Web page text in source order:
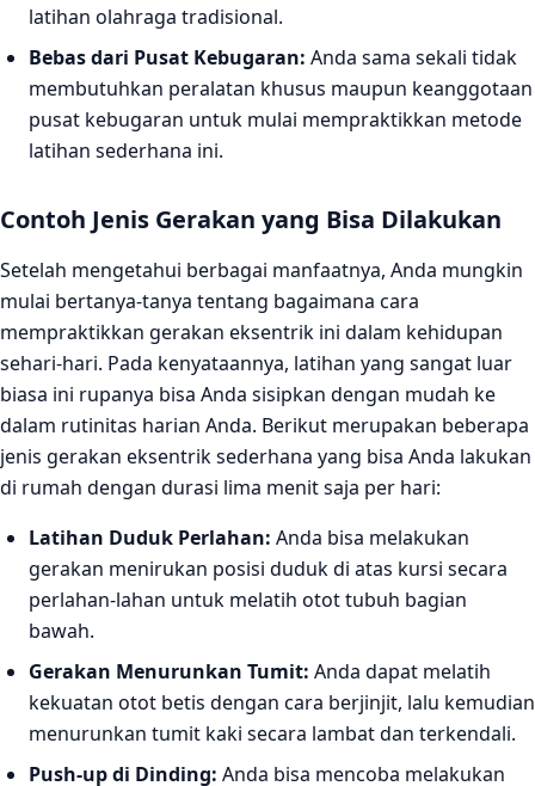
latihan olahraga tradisional.
Bebas dari Pusat Kebugaran: Anda sama sekali tidak
membutuhkan peralatan khusus maupun keanggotaan
pusat kebugaran untuk mulai mempraktikkan metode
latihan sederhana ini.
Contoh Jenis Gerakan yang Bisa Dilakukan
Setelah mengetahui berbagai manfaatnya, Anda mungkin
mulai bertanya-tanya tentang bagaimana cara
mempraktikkan gerakan eksentrik ini dalam kehidupan
sehari-hari. Pada kenyataannya, latihan yang sangat luar
biasa ini rupanya bisa Anda sisipkan dengan mudah ke
dalam rutinitas harian Anda. Berikut merupakan beberapa
jenis gerakan eksentrik sederhana yang bisa Anda lakukan
di rumah dengan durasi lima menit saja per hari:
Latihan Duduk Perlahan: Anda bisa melakukan
gerakan menirukan posisi duduk di atas kursi secara
perlahan-lahan untuk melatih otot tubuh bagian
bawah.
Gerakan Menurunkan Tumit: Anda dapat melatih
kekuatan otot betis dengan cara berjinjit, lalu kemudian
menurunkan tumit kaki secara lambat dan terkendali.
Push-up di Dinding: Anda bisa mencoba melakukan